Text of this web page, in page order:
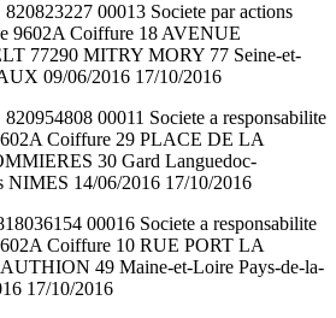
00013 Societe par actions
9602A Coiffure 18 AVENUE
77290 MITRY MORY 77 Seine-et-
09/06/2016 17/10/2016
00011 Societe a responsabilite
Coiffure 29 PLACE DE LA
30 Gard Languedoc-
NIMES 14/06/2016 17/10/2016
00016 Societe a responsabilite
Coiffure 10 RUE PORT LA
49 Maine-et-Loire Pays-de-la-
17/10/2016